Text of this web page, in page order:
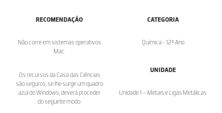
RECOMENDAÇÃO
Não corre em sistemas operativos
Mac.
Os recursos da Casa das Ciências
são seguros, se lhe surgir um quadro
azul do Windows, deverá proceder
do seguinte modo:
CATEGORIA
Química - 12º Ano
UNIDADE
Unidade 1 – Metais e Ligas Metálicas